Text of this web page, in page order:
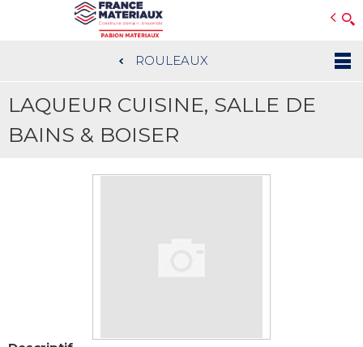
au
contenu
ROULEAUX
LAQUEUR CUISINE, SALLE DE
BAINS & BOISER